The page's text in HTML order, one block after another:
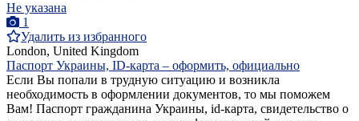
Не указана
1
Удалить из избранного
London, United Kingdom
Паспорт Украины, ID-карта – оформить, официально
Если Вы попали в трудную ситуацию и возникла
необходимость в оформлении документов, то мы поможем
Вам! Паспорт гражданина Украины, id-карта, свидетельство о